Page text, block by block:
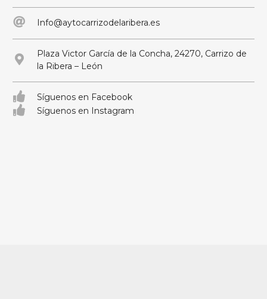
Info@aytocarrizodelaribera.es
Plaza Victor García de la Concha, 24270, Carrizo de
la Ribera – León
Síguenos en Facebook
Síguenos en Instagram